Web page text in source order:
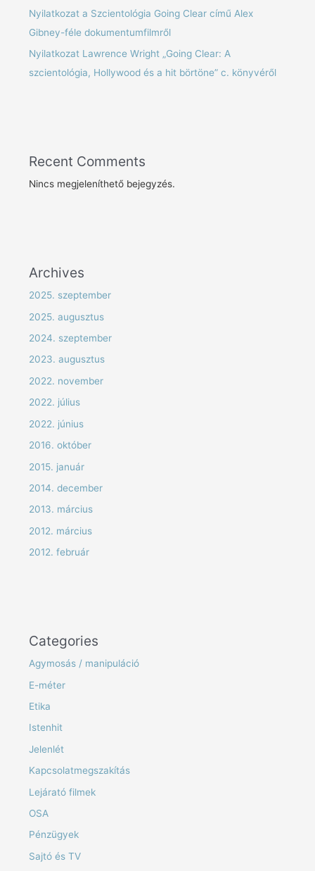
Nyilatkozat a Szcientológia Going Clear című Alex
Gibney-féle dokumentumfilmről
Nyilatkozat Lawrence Wright „Going Clear: A
szcientológia, Hollywood és a hit börtöne” c. könyvéről
Recent Comments
Nincs megjeleníthető bejegyzés.
Archives
2025. szeptember
2025. augusztus
2024. szeptember
2023. augusztus
2022. november
2022. július
2022. június
2016. október
2015. január
2014. december
2013. március
2012. március
2012. február
Categories
Agymosás / manipuláció
E-méter
Etika
Istenhit
Jelenlét
Kapcsolatmegszakítás
Lejárató filmek
OSA
Pénzügyek
Sajtó és TV